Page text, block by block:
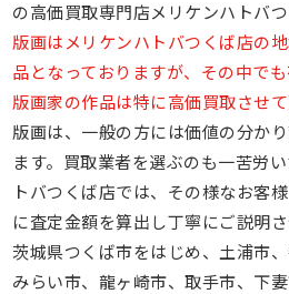
の高価買取専門店メリケンハトバ
版画はメリケンハトバつくば店の
品となっておりますが、その中で
版画家の作品は特に高価買取させて
版画は、一般の方には価値の分か
ます。買取業者を選ぶのも一苦労
トバつくば店では、その様なお客
に査定金額を算出し丁寧にご説明さ
茨城県つくば市をはじめ、土浦市
みらい市、龍ヶ崎市、取手市、下